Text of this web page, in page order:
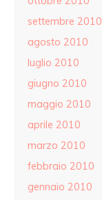
settembre 2010
agosto 2010
luglio 2010
giugno 2010
maggio 2010
aprile 2010
marzo 2010
febbraio 2010
gennaio 2010